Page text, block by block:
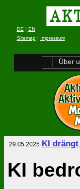
DE | EN
Sitemap| Impressum
Über
29.05.2025 KI
KI